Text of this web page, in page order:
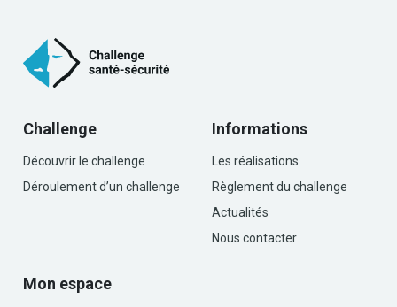
Challenge
Découvrir le challenge
Déroulement d’un challenge
Informations
Les réalisations
Règlement du challenge
Actualités
Nous contacter
Mon espace